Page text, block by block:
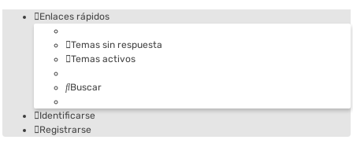
Enlaces rápidos
Temas sin respuesta
Temas activos
Buscar
Identificarse
Registrarse